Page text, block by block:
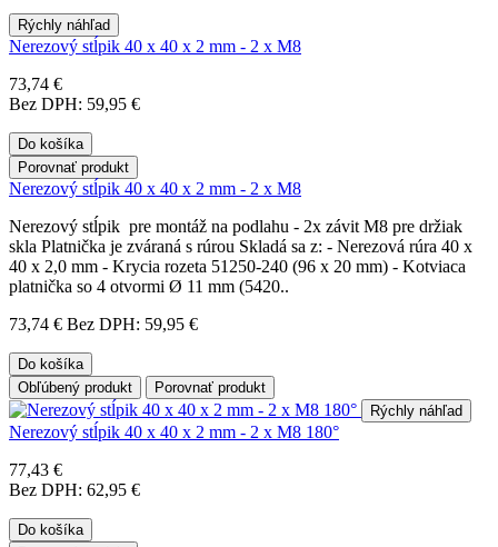
Rýchly náhľad
Nerezový stĺpik 40 x 40 x 2 mm - 2 x M8
73,74 €
Bez DPH: 59,95 €
Do košíka
Porovnať produkt
Nerezový stĺpik 40 x 40 x 2 mm - 2 x M8
Nerezový stĺpik pre montáž na podlahu - 2x závit M8 pre držiak
skla Platnička je zváraná s rúrou Skladá sa z: - Nerezová rúra 40 x
40 x 2,0 mm - Krycia rozeta 51250-240 (96 x 20 mm) - Kotviaca
platnička so 4 otvormi Ø 11 mm (5420..
73,74 € Bez DPH: 59,95 €
Do košíka
Obľúbený produkt
Porovnať produkt
Rýchly náhľad
Nerezový stĺpik 40 x 40 x 2 mm - 2 x M8 180°
77,43 €
Bez DPH: 62,95 €
Do košíka